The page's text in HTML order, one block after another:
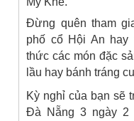
Đừng quên tham
phố cổ Hội An
thức các món đặc
lầu hay bánh tráng
Kỳ nghỉ của bạn sẽ
Đà Nẵng 3 ngày 2